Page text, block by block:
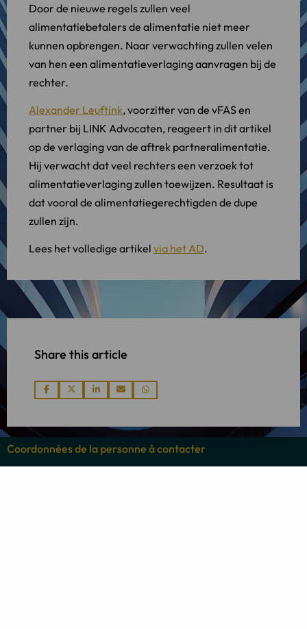
Door de nieuwe regels zullen veel
alimentatiebetalers de alimentatie niet meer
kunnen opbrengen. Naar verwachting zullen velen
van hen een alimentatieverlaging aanvragen bij de
rechter.
Alexander Leuftink, voorzitter van de vFAS en
partner bij LINK Advocaten, reageert in dit artikel
op de verlaging van de aftrek partneralimentatie.
Hij verwacht dat veel rechters een verzoek tot
alimentatieverlaging zullen toewijzen. Resultaat is
dat vooral de alimentatiegerechtigden de dupe
zullen zijn.
Lees het volledige artikel via het AD.
Share this article
ShareShareShareShareShare
Coordonnées de la personne à contacter